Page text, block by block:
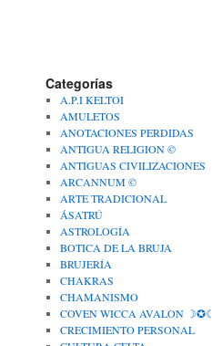
Categorías
A.P.I KELTOI
AMULETOS
ANOTACIONES PERDIDAS
ANTIGUA RELIGION ©
ANTIGUAS CIVILIZACIONES
ARCANNUM ©
ARTE TRADICIONAL
ÁSATRÚ
ASTROLOGÍA
BOTICA DE LA BRUJA
BRUJERÍA
CHAKRAS
CHAMANISMO
COVEN WICCA AVALON ☽✪☾
CRECIMIENTO PERSONAL